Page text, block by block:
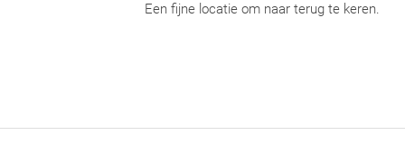
Een fijne locatie om naar terug te keren.